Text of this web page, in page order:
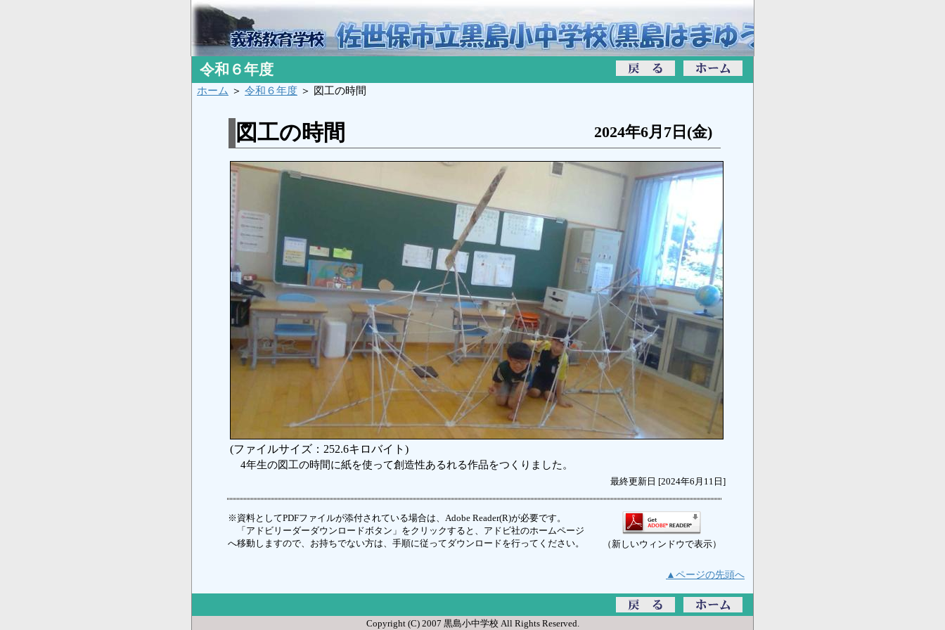
令和６年度
ホーム ＞ 令和６年度 ＞ 図工の時間
図工の時間 2024年6月7日(金)
(ファイルサイズ：252.6キロバイト)
4年生の図工の時間に紙を使って創造性あるれる作品をつくりました。
最終更新日 [2024年6月11日]
※資料としてPDFファイルが添付されている場合は、Adobe Reader(R)が必要です。
「アドビリーダーダウンロードボタン」をクリックすると、アドビ社のホームページ
へ移動しますので、お持ちでない方は、手順に従ってダウンロードを行ってください。
（新しいウィンドウで表示）
▲ページの先頭へ
Copyright (C) 2007 黒島小中学校 All Rights Reserved.